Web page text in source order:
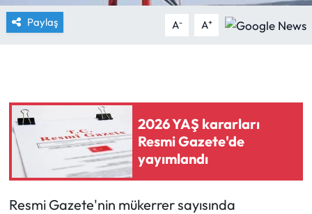
Paylaş A- A+
2026 YAŞ kararları
Resmi Gazete'de
yayımlandı
Resmi Gazete'nin mükerrer sayısında